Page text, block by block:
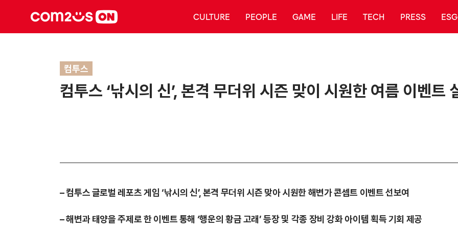
CULTURE PEOPLE GAME LIFE TECH PRESS ESG
컴투스
컴투스 ‘낚시의 신’, 본격 무더위 시즌 맞이 시원한 여름 이벤트
– 컴투스 글로벌 레포츠 게임 ‘낚시의 신’, 본격 무더위 시즌 맞아 시원한 해변가 콘셉트 이벤트 선보여
– 해변과 태양을 주제로 한 이벤트 통해 ‘행운의 황금 고래’ 등장 및 각종 장비 강화 아이템 획득 기회 제공